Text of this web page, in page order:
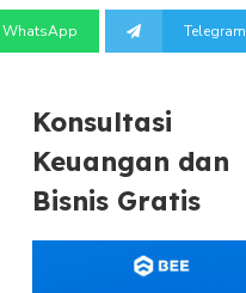
WhatsApp Telegram
Konsultasi
Keuangan dan
Bisnis Gratis